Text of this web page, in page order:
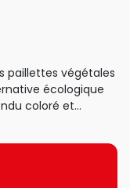
paillettes végétales
écologique
coloré et...